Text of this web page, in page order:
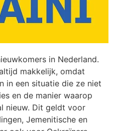
in Nederland.
makkelijk, omdat
in een situatie die ze niet
en de manier waarop
nieuw. Dit geldt voor
Jemenitische en